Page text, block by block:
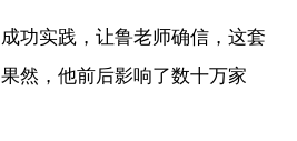
功实践，让鲁老师确信，这套
然，他前后影响了数十万家